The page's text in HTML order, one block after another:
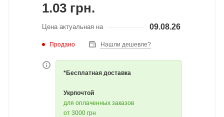
1.03 грн.
Цена актуальная на 09.08.26
Продано Нашли дешевле?
*Бесплатная доставка
Укрпочтой
для оплаченных заказов
от 3000 грн